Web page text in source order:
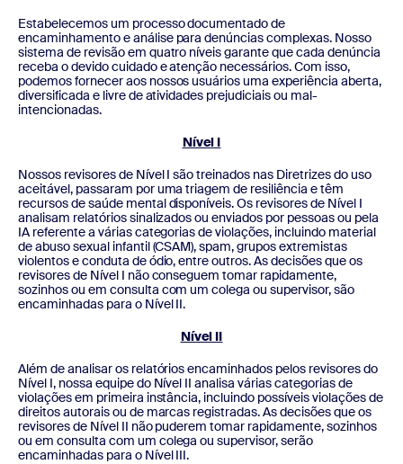
Estabelecemos um processo documentado de
encaminhamento e análise para denúncias complexas. Nosso
sistema de revisão em quatro níveis garante que cada denúncia
receba o devido cuidado e atenção necessários. Com isso,
podemos fornecer aos nossos usuários uma experiência aberta,
diversificada e livre de atividades prejudiciais ou mal-
intencionadas.
Nível I
Nossos revisores de Nível I são treinados nas Diretrizes do uso
aceitável, passaram por uma triagem de resiliência e têm
recursos de saúde mental disponíveis. Os revisores de Nível I
analisam relatórios sinalizados ou enviados por pessoas ou pela
IA referente a várias categorias de violações, incluindo material
de abuso sexual infantil (CSAM), spam, grupos extremistas
violentos e conduta de ódio, entre outros. As decisões que os
revisores de Nível I não conseguem tomar rapidamente,
sozinhos ou em consulta com um colega ou supervisor, são
encaminhadas para o Nível II.
Nível II
Além de analisar os relatórios encaminhados pelos revisores do
Nível I, nossa equipe do Nível II analisa várias categorias de
violações em primeira instância, incluindo possíveis violações de
direitos autorais ou de marcas registradas. As decisões que os
revisores de Nível II não puderem tomar rapidamente, sozinhos
ou em consulta com um colega ou supervisor, serão
encaminhadas para o Nível III.